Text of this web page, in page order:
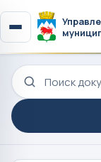
Поиск по сайту